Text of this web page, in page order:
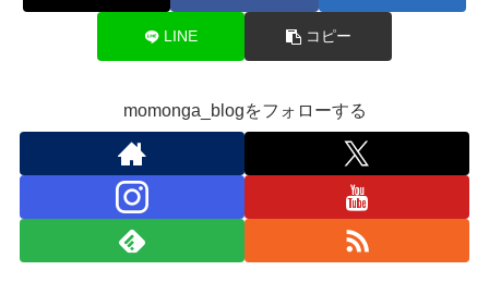
LINE コピー
momonga_blogをフォローする